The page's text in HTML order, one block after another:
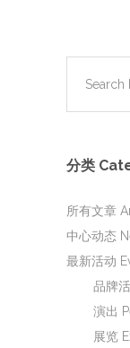
分类
所有文章
中心动态
最新活动
品牌
演出
展览